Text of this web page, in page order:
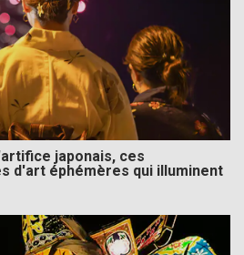
japonais, ces
d'art éphémères qui illuminent